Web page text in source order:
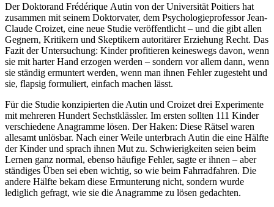
Der Doktorand Frédérique Autin von der Universität Poitiers hat
zusammen mit seinem Doktorvater, dem Psychologieprofessor Jean-
Claude Croizet, eine neue Studie veröffentlicht – und die gibt allen
Gegnern, Kritikern und Skeptikern autoritärer Erziehung Recht. Das
Fazit der Untersuchung: Kinder profitieren keineswegs davon, wenn
sie mit harter Hand erzogen werden – sondern vor allem dann, wenn
sie ständig ermuntert werden, wenn man ihnen Fehler zugesteht und
sie, flapsig formuliert, einfach machen lässt.
Für die Studie konzipierten die Autin und Croizet drei Experimente
mit mehreren Hundert Sechstklässler. Im ersten sollten 111 Kinder
verschiedene Anagramme lösen. Der Haken: Diese Rätsel waren
allesamt unlösbar. Nach einer Weile unterbrach Autin die eine Hälfte
der Kinder und sprach ihnen Mut zu. Schwierigkeiten seien beim
Lernen ganz normal, ebenso häufige Fehler, sagte er ihnen – aber
ständiges Üben sei eben wichtig, so wie beim Fahrradfahren. Die
andere Hälfte bekam diese Ermunterung nicht, sondern wurde
lediglich gefragt, wie sie die Anagramme zu lösen gedachten.